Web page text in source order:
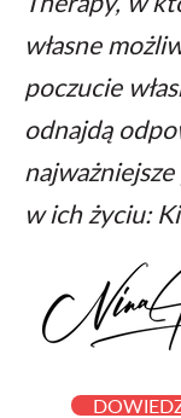
własne
poczucie
odnajdą
w ich życiu: